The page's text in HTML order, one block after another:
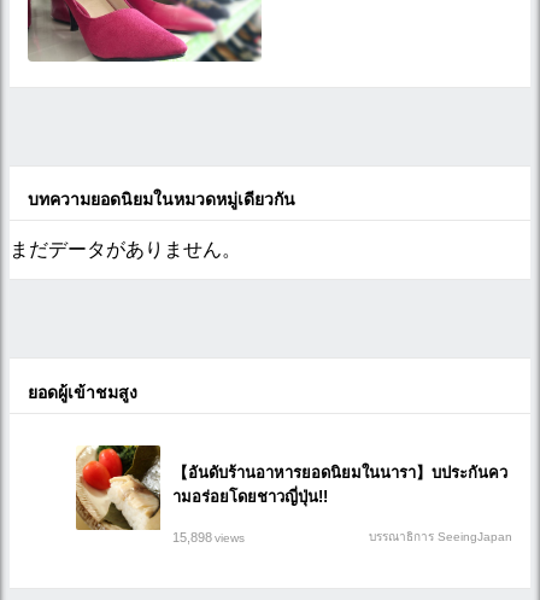
บทความยอดนิยมในหมวดหมู่เดียวกัน
まだデータがありません。
ยอดผู้เข้าชมสูง
【อันดับร้านอาหารยอดนิยมในนารา】บประกันคว
ามอร่อยโดยชาวญี่ปุ่น!!
15,898views บรรณาธิการ SeeingJapan